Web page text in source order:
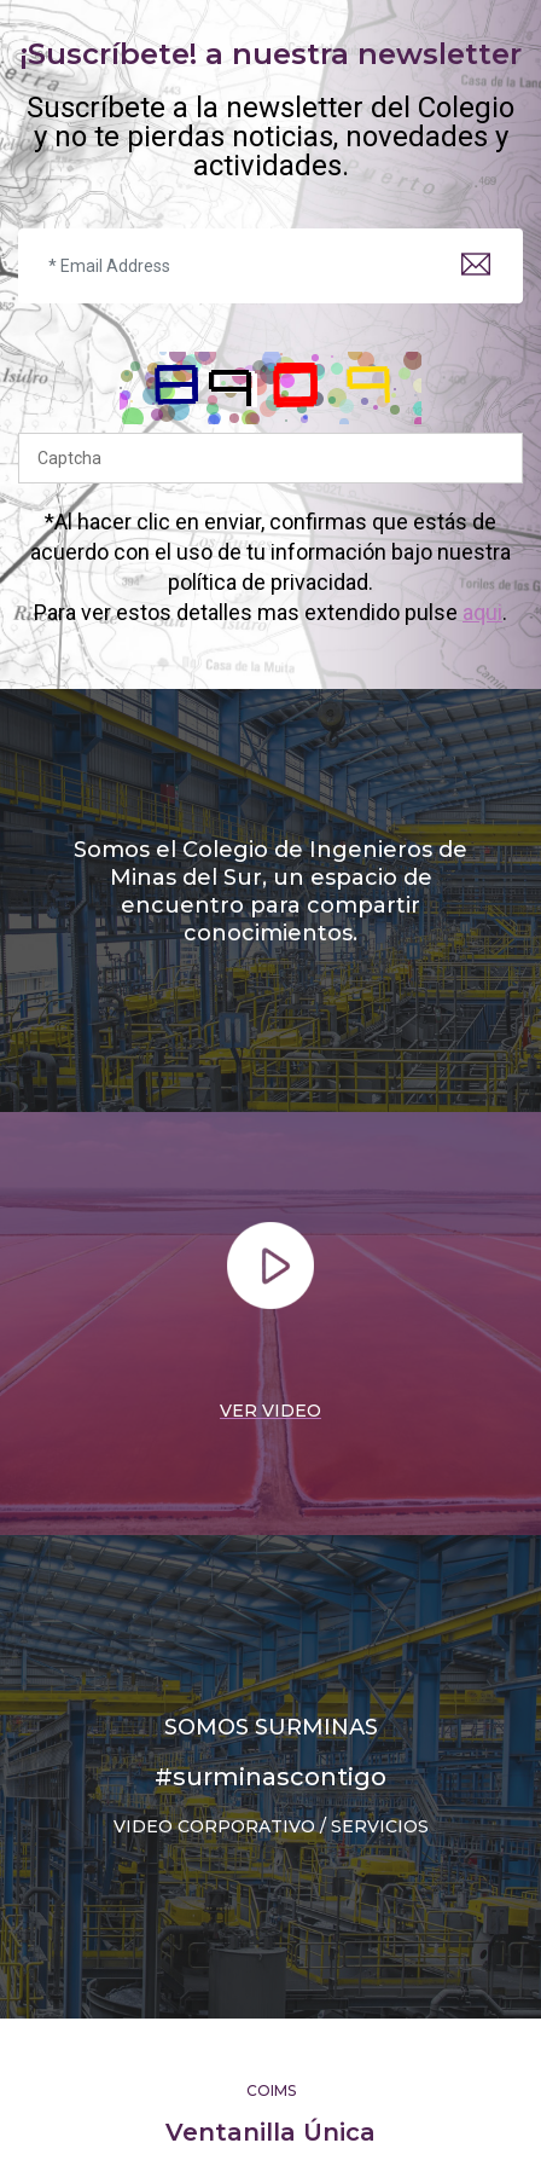
¡Suscríbete! a nuestra newsletter
Suscríbete a la newsletter del Colegio
y no te pierdas noticias, novedades y
actividades.
*Al hacer clic en enviar, confirmas que estás de
acuerdo con el uso de tu información bajo nuestra
política de privacidad.
Para ver estos detalles mas extendido pulse aqui.
Somos el Colegio de Ingenieros de
Minas del Sur, un espacio de
encuentro para compartir
conocimientos.
VER VIDEO
SOMOS SURMINAS
#surminascontigo
VIDEO CORPORATIVO / SERVICIOS
COIMS
Ventanilla Única